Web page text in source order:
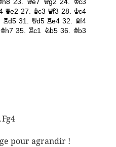
pour agrandir !